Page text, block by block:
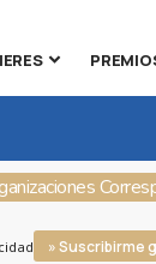
» Suscribirme